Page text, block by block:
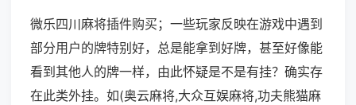
微乐四川麻将插件购买；一些玩家反映在游戏中遇到
部分用户的牌特别好，总是能拿到好牌，甚至好像能
看到其他人的牌一样，由此怀疑是不是有挂？确实存
在此类外挂。如(奥云麻将,大众互娱麻将,功夫熊猫麻